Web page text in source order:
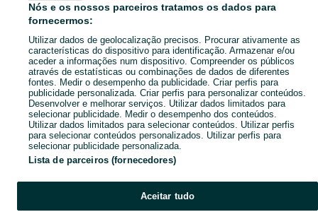
Nós e os nossos parceiros tratamos os dados para
fornecermos:
Utilizar dados de geolocalização precisos. Procurar ativamente as
características do dispositivo para identificação. Armazenar e/ou
aceder a informações num dispositivo. Compreender os públicos
através de estatísticas ou combinações de dados de diferentes
fontes. Medir o desempenho da publicidade. Criar perfis para
publicidade personalizada. Criar perfis para personalizar conteúdos.
Desenvolver e melhorar serviços. Utilizar dados limitados para
selecionar publicidade. Medir o desempenho dos conteúdos.
Utilizar dados limitados para selecionar conteúdos. Utilizar perfis
para selecionar conteúdos personalizados. Utilizar perfis para
selecionar publicidade personalizada.
Lista de parceiros (fornecedores)
Aceitar tudo